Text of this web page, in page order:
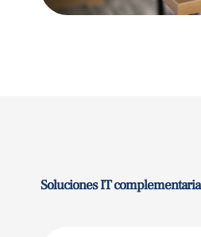
Soluciones IT